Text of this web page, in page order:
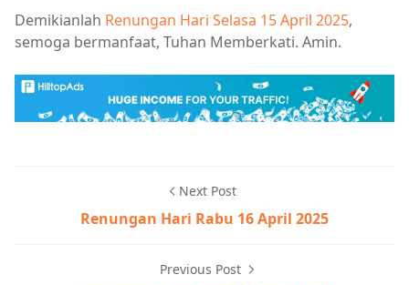
Demikianlah Renungan Hari Selasa 15 April 2025,
semoga bermanfaat, Tuhan Memberkati. Amin.
Next Post
Renungan Hari Rabu 16 April 2025
Previous Post